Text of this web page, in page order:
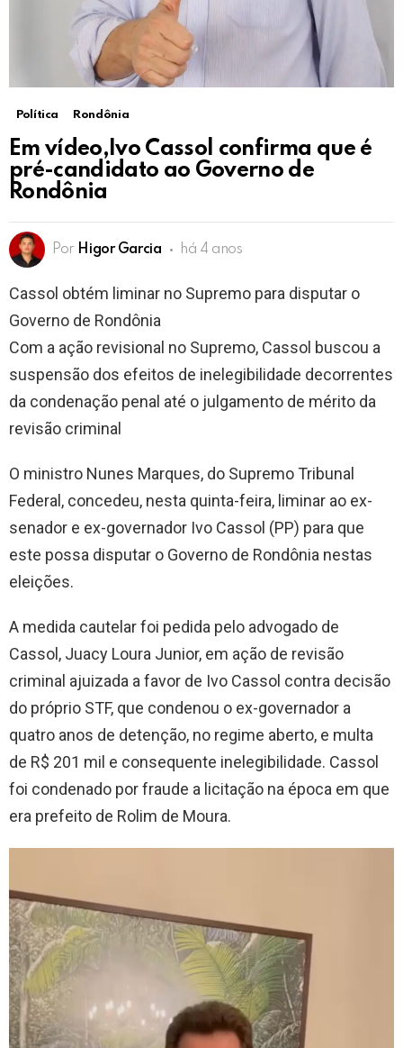
Política Rondônia
Em vídeo,Ivo Cassol confirma que é
pré-candidato ao Governo de
Rondônia
Por Higor Garcia há 4 anos
Cassol obtém liminar no Supremo para disputar o
Governo de Rondônia
Com a ação revisional no Supremo, Cassol buscou a
suspensão dos efeitos de inelegibilidade decorrentes
da condenação penal até o julgamento de mérito da
revisão criminal
O ministro Nunes Marques, do Supremo Tribunal
Federal, concedeu, nesta quinta-feira, liminar ao ex-
senador e ex-governador Ivo Cassol (PP) para que
este possa disputar o Governo de Rondônia nestas
eleições.
A medida cautelar foi pedida pelo advogado de
Cassol, Juacy Loura Junior, em ação de revisão
criminal ajuizada a favor de Ivo Cassol contra decisão
do próprio STF, que condenou o ex-governador a
quatro anos de detenção, no regime aberto, e multa
de R$ 201 mil e consequente inelegibilidade. Cassol
foi condenado por fraude a licitação na época em que
era prefeito de Rolim de Moura.